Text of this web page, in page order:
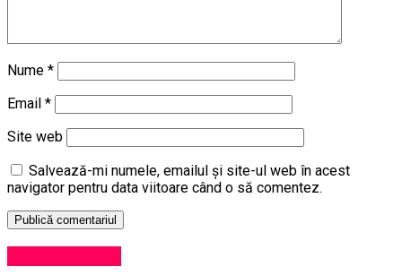
Nume *
Email *
Site web
Salvează-mi numele, emailul și site-ul web în acest
navigator pentru data viitoare când o să comentez.